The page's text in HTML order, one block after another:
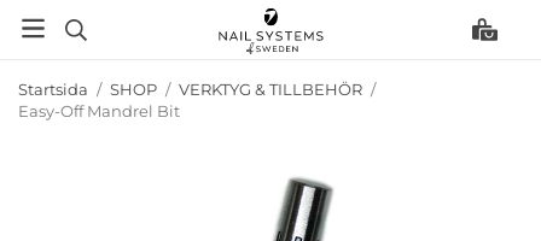
Startsida / SHOP / VERKTYG & TILLBEHÖR /
Easy-Off Mandrel Bit